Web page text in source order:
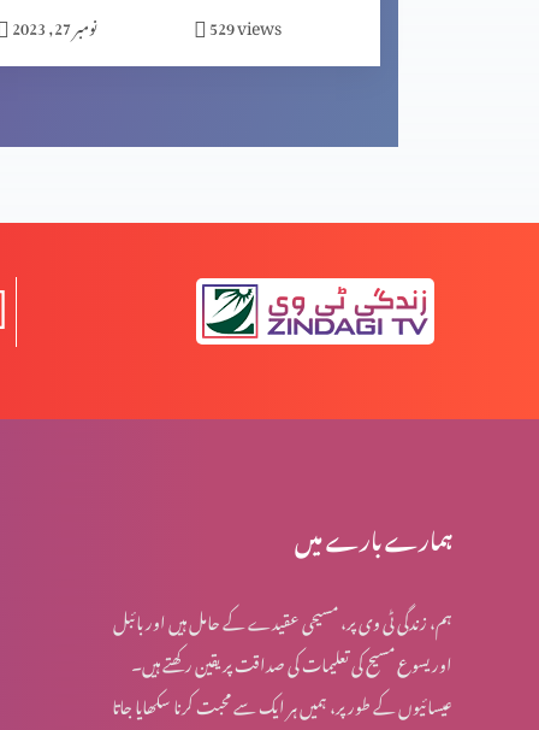
اپنے دُکھ کوضائع نہ کریں (2-2)
جلے لیکن تلخ نہیں ہوئے (2-2)
جلے لیکن تلخ نہیں ہوئے (1-1)
کسی بھی وقت پارکنگ نہیں ہو سکتی (1-1)
اُس پر دھیان دیں جو بہترین خوشی دے (2-6)
نومبر 27, 2023 529views
ہمارے بارے میں
ہم، زندگی ٹی وی پر، مسیحی عقیدے کے حامل ہیں اور بائبل
اور یسوع مسیح کی تعلیمات کی صداقت پر یقین رکھتے ہیں۔
عیسائیوں کے طور پر، ہمیں ہر ایک سے محبت کرنا سکھایا جاتا